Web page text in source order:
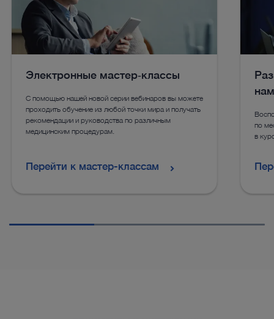
Посмотреть больше продуктов в каталоге
Электронные мастер‑классы
С помощью нашей новой серии вебинаров вы можете
проходить обучение из любой точки мира и получать
рекомендации и руководства по различным
медицинским процедурам.
Перейти к мастер-классам
по
в